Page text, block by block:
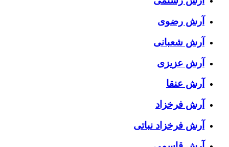
آرش رضوی
آرش شعبانی
آرش عزیزی
آرش عنقا
آرش فرخزاد
آرش فرخزاد نباتی